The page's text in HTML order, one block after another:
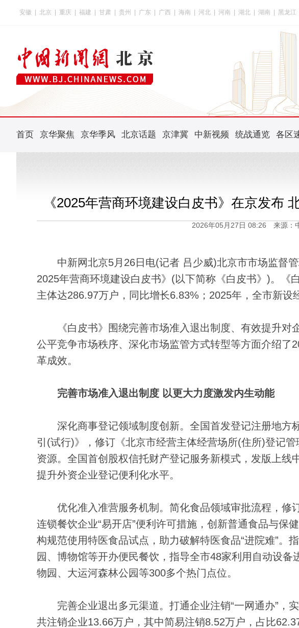
安徽 北京 重庆 福建 甘肃 贵州 广东 广西 海南 河北 河南 湖北 湖南 黑龙江
首页 京华聚焦 京华季风 北京话题 京津冀 中新视频 统战通览 各区
《2025年营商环境建设白皮书》在京发布
2026年05月27日 08:26 来源：
中新网北京5月26日电(记者 吕少威)北京市市场监督管
2025年营商环境建设白皮书》(以下简称《白皮书》)。《
主体达286.97万户，同比增长6.83%；2025年，全市新设
《白皮书》围绕完善市场准入退出制度、有效提升对
公平竞争市场秩序、深化市场监管方式转型等方面介绍了
革成效。
完善市场准入退出制度 以更大力度激发内生动能
深化商事登记领域制度创新。全国首发登记注册地方
引(试行)》，修订《北京市经营主体经营场所(住所)登记
资源。全国首创股权信托财产登记服务新模式，发版上线
提升外资企业登记便利化水平。
优化准入准营服务机制。简化食品领域审批流程，修
连锁餐饮企业“易开店”便利许可措施，创新普通食品与保
构规范使用特医食品试点，助力破解特医食品“进院难”。
园、博物馆等开办便民餐饮，指导全市48家利用自动设
物园、大运河森林公园等300多个热门点位。
完善企业退出多元渠道。打通企业注销“一网通办”，实
共注销企业13.66万户，其中简易注销8.52万户，占比